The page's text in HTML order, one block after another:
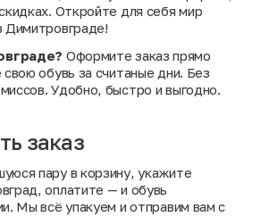
Откройте для себя мир
Димитровграде!
Оформите заказ прямо
обувь за считаные дни. Без
Удобно, быстро и выгодно.
заказ
пару в корзину, укажите
оплатите — и обувь
Мы всё упакуем и отправим вам с